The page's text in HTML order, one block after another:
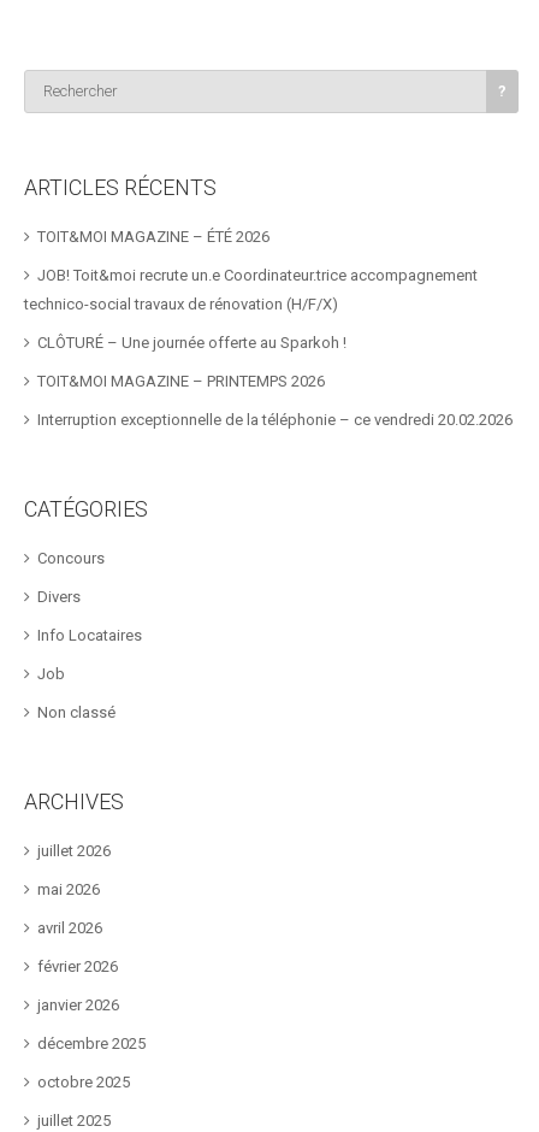
ARTICLES RÉCENTS
TOIT&MOI MAGAZINE – ÉTÉ 2026
JOB! Toit&moi recrute un.e Coordinateur.trice accompagnement
technico-social travaux de rénovation (H/F/X)
CLÔTURÉ – Une journée offerte au Sparkoh !
TOIT&MOI MAGAZINE – PRINTEMPS 2026
Interruption exceptionnelle de la téléphonie – ce vendredi 20.02.2026
CATÉGORIES
Concours
Divers
Info Locataires
Job
Non classé
ARCHIVES
juillet 2026
mai 2026
avril 2026
février 2026
janvier 2026
décembre 2025
octobre 2025
juillet 2025